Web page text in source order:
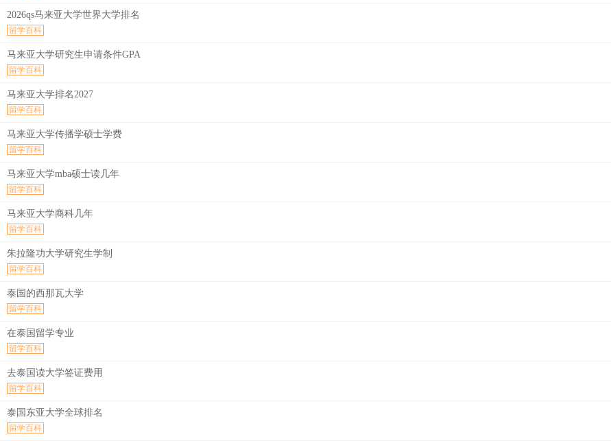
2026qs马来亚大学世界大学排名
留学百科
马来亚大学研究生申请条件GPA
留学百科
马来亚大学排名2027
留学百科
马来亚大学传播学硕士学费
留学百科
马来亚大学mba硕士读几年
留学百科
马来亚大学商科几年
留学百科
朱拉隆功大学研究生学制
留学百科
泰国的西那瓦大学
留学百科
在泰国留学专业
留学百科
去泰国读大学签证费用
留学百科
泰国东亚大学全球排名
留学百科